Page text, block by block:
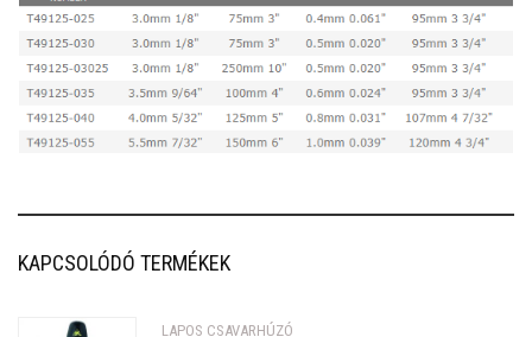
KAPCSOLÓDÓ TERMÉKEK
LAPOS CSAVARHÚZÓ